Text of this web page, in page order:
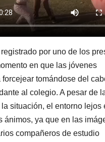
por uno de los
en que las jóvenes
forcejear tomándose del
al colegio. A pesar de
situación, el entorno lejos
ánimos, ya que en las
compañeros de estudio